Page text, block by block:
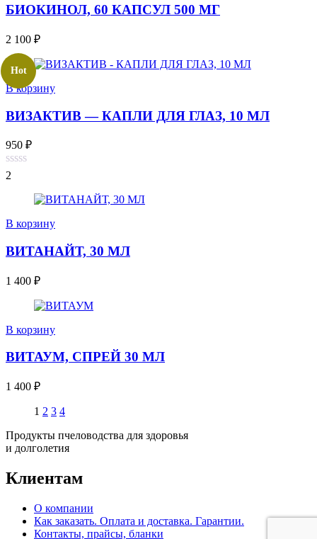
БИОКИНОЛ, 60 КАПСУЛ 500 МГ
2 100 ₽
В корзину
Hot
ВИЗАКТИВ — КАПЛИ ДЛЯ ГЛАЗ, 10 МЛ
950 ₽
2
В корзину
ВИТАНАЙТ, 30 МЛ
1 400 ₽
В корзину
ВИТАУМ, СПРЕЙ 30 МЛ
1 400 ₽
1 2 3 4
Продукты пчеловодства для здоровья
и долголетия
Клиентам
О компании
Как заказать. Оплата и доставка. Гарантии.
Контакты, прайсы, бланки